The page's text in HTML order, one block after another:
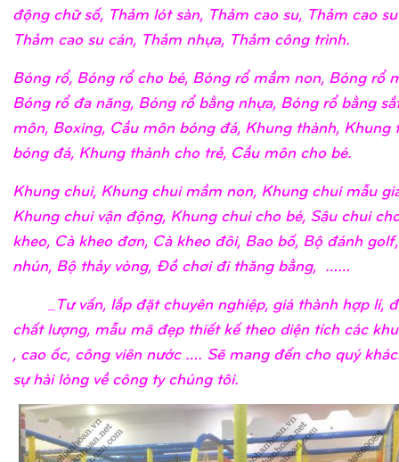
động chữ số, Thảm lót sàn, Thảm cao su, Thảm cao
Thảm cao su cán, Thảm nhựa, Thảm công trình.
Bóng rổ, Bóng rổ cho bé, Bóng rổ mầm non, Bóng rổ
Bóng rổ đa năng, Bóng rổ bằng nhựa, Bóng rổ bằng
môn, Boxing, Cầu môn bóng đá, Khung thành, Khung
bóng đá, Khung thành cho trẻ, Cầu môn cho bé.
Khung chui, Khung chui mầm non, Khung chui mẫu
Khung chui vận động, Khung chui cho bé, Sâu chui
kheo, Cà kheo đơn, Cà kheo đôi, Bao bố, Bộ đánh
nhún, Bộ thảy vòng, Đồ chơi đi thăng bằng, ……
_Tư vấn, lắp đặt chuyên nghiệp, giá thành hợp lí,
chất lượng, mẫu mã đẹp thiết kế theo diện tích các
, cao ốc, công viên nước …. Sẽ mang đến cho quý
sự hài lòng về công ty chúng tôi.